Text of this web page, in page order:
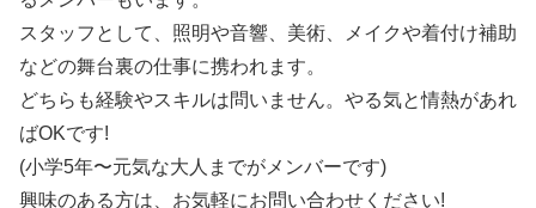
スタッフとして、照明や音響、美術、メイクや着付け補助
などの舞台裏の仕事に携われます。
どちらも経験やスキルは問いません。やる気と情熱があれ
ばOKです!
(小学5年〜元気な大人までがメンバーです)
興味のある方は、お気軽にお問い合わせください!